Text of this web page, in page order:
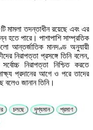
মামলা তদন্তাধীন রয়েছে এবং এর
হতে পারে। পাশাপাশি সাম্প্রতিক
আন্তর্জাতিক মানদণ্ড অনুযায়ী
নিরাপত্তা প্রসঙ্গে তিনি বলেন,
নিরাপত্তা নিশ্চিত করতে
প্রদানের আগে ও পরে তাদের
বলেও জানান তিনি।
চলছে দৃশ্যমান
প্রমাণ